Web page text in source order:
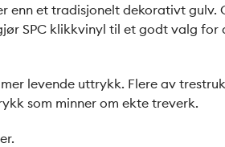
enn et tradisjonelt dekorativt
SPC klikkvinyl til et godt valg
levende uttrykk. Flere av
som minner om ekte treverk.